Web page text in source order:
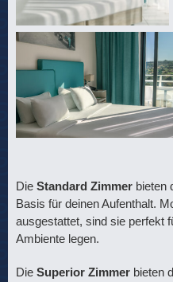
Die Standard Zimmer bieten
Basis für deinen Aufenthalt.
ausgestattet, sind sie perfekt
Ambiente legen.
Die Superior Zimmer bieten